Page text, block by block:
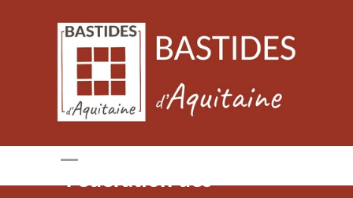
Fédération des